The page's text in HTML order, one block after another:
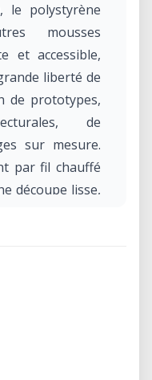
le polystyrène
mousses
et accessible,
liberté de
de prototypes,
de
sur mesure.
par fil chauffé
découpe lisse,
machine de
Que vous